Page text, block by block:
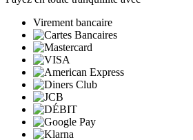
Virement bancaire